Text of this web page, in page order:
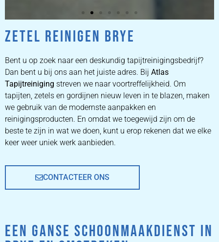
ZETEL
REINIGEN
ZETEL REINIGEN DOOR
PROFESSIONALS
PRIJZEN
ZETEL REINIGEN BRYE
Bent u op zoek naar een deskundig tapijtreinigingsbedrijf?
Dan bent u bij ons aan het juiste adres. Bij Atlas
Tapijtreiniging streven we naar voortreffelijkheid. Om
tapijten, zetels en gordijnen nieuw leven in te blazen, maken
we gebruik van de modernste aanpakken en
reinigingsproducten. En omdat we toegewijd zijn om de
beste te zijn in wat we doen, kunt u erop rekenen dat we elke
keer weer uniek werk aanbieden.
CONTACTEER ONS
EEN GANSE SCHOONMAAKDIENST IN